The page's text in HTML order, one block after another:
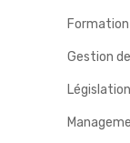
Formation
Gestion